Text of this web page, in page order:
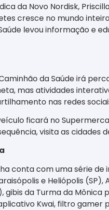
da Novo Nordisk,
cresce no mundo
levou informação e
da Saúde irá
mas atividades
nas redes
ficará no
visita as cidades
conta com uma série
e Heliópolis
da Turma da
Kwai, filtro gamer